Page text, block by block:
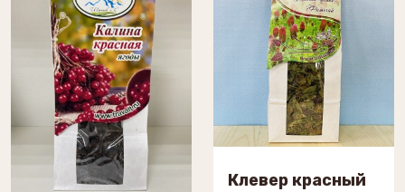
Клевер красный